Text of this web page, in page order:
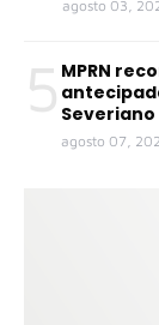
agosto 03,
5 MPRN
Severiano
agosto 07,